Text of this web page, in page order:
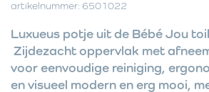
artikelnummer: 6501022
Luxueus potje uit de Bébé Jou
Zijdezacht oppervlak met
voor eenvoudige reiniging,
en visueel modern en erg mooi,